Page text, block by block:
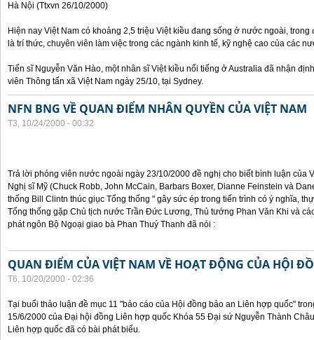
Hà Nội (Ttxvn 26/10/2000)
Hiện nay Việt Nam có khoảng 2,5 triệu Việt kiều đang sống ở nước ngoài,
là trí thức, chuyên viên làm việc trong các ngành kinh tế, kỹ nghệ cao của các
Tiến sĩ Nguyễn Văn Hào, một nhân sĩ Việt kiều nổi tiếng ở Australia đã nhận
viên Thông tấn xã Việt Nam ngày 25/10, tại Sydney.
NFN BNG VỀ QUAN ĐIỂM NHÂN QUYỀN CỦA VIỆT NAM
T3, 10/24/2000 - 00:32
Trả lời phóng viên nước ngoài ngày 23/10/2000 đề nghị cho biết bình luận của
Nghị sĩ Mỹ (Chuck Robb, John McCain, Barbars Boxer, Dianne Feinstein và
thống Bill Clintn thúc giục Tổng thống " gây sức ép trong tiến trình có ý nghĩa,
Tổng thống gặp Chủ tịch nước Trần Đức Lương, Thủ tướng Phan Văn Khi và
phát ngôn Bộ Ngoại giao bà Phan Thuý Thanh đã nói :
QUAN ĐIỂM CỦA VIỆT NAM VỀ HOẠT ĐỘNG CỦA HỘI
T6, 10/20/2000 - 02:36
Tại buổi thảo luận đề mục 11 "báo cáo của Hội đồng bảo an Liên hợp quốc"
15/6/2000 của Đại hội đồng Liên hợp quốc Khóa 55 Đại sứ Nguyễn Thành
Liên hợp quốc đã có bài phát biểu.